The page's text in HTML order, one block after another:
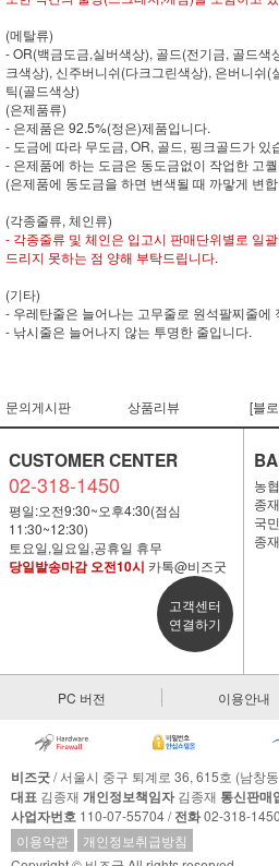
(메탈류)
- OR(백금도금,실버색상), 골드(전기금, 골드색
크색상), 신주버니쉬(다크그린색상), 은버니쉬
틱(골드색상)
(은제품류)
- 은제품은 92.5%(정은)제품입니다.
- 도금에 따라 무도금, OR, 골드, 핑크골드가 있
- 은제품에 하는 도금은 동도금없이 작업한 고
(은제품에 동도금을 하면 변색될 때 까맣게 변
(각종줄류, 체인류)
- 각종줄류 및 체인은 입고시 판매단위별로 일
드리지 못하는 점 양해 부탁드립니다.
(기타)
- 우레탄줄은 늘어나는 고무줄로 원석팔찌줄에
- 낚시줄은 늘어나지 않는 투명한 줄입니다.
문의게시판 상품리뷰 [블
CUSTOMER CENTER
02-318-1450
평일:오전9:30~오후4:30(점심
11:30~12:30)
토요일,일요일,공휴일 휴무
당일발송마감 오전10시 카톡@비즈굿
고객센터
연결하기
농
종
국
종
PC 버전 이용안내
비즈굿/ 서울시 중구 퇴계로 36, 615호 (남창
대표 김종재 개인정보책임자김종재 통신판매
사업자번호 110-07-55704 /전화02-318-
이용약관
개인정보취급방침